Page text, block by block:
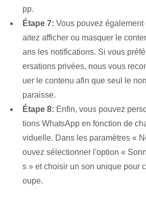
pp.
Étape 7: Vous pouvez
aitez afficher ou masquer le
ans les notifications. Si vous
ersations privées, nous vous
uer le contenu afin que seul le
paraisse.
Étape 8: Enfin, vous pouvez
tions WhatsApp en fonction de
viduelle. Dans les paramètres «
ouvez sélectionner l'option «
s » et choisir un son unique pour
oupe.